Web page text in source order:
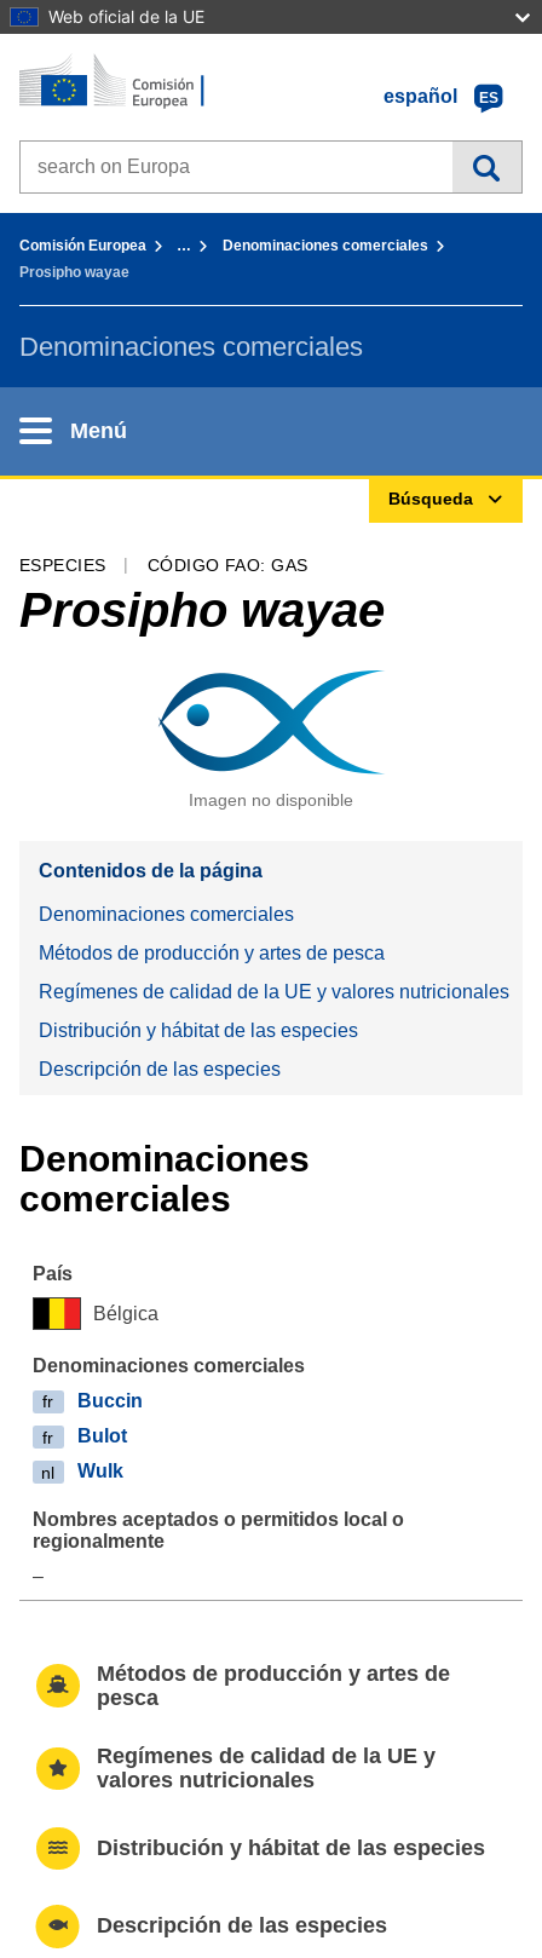
Web oficial de la UE
Ir al contenido
Inicio - Comisión Europea
español
ES
Search on Europa websites
Comisión Europea …
Denominaciones comerciales
Prosipho wayae
Denominaciones comerciales
Menú
Búsqueda
ESPECIES CÓDIGO FAO: GAS
Prosipho wayae
Imagen no disponible
Contenidos de la página
Denominaciones comerciales
Métodos de producción y artes de pesca
Regímenes de calidad de la UE y valores nutricionales
Distribución y hábitat de las especies
Descripción de las especies
Denominaciones
comerciales
Bélgica
fr Buccin
fr Bulot
nl Wulk
–
Métodos de producción y artes de
pesca
Regímenes de calidad de la UE y
valores nutricionales
Distribución y hábitat de las especies
Descripción de las especies